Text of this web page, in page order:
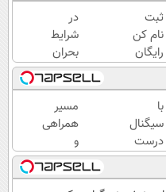
ثبت
نام کن
رایگان
سیگنال
سرمایه
گذاری
بگیر
در
شرایط
بحران
ارزش
پولت
رو
حفظ
کن!
سیگنال
رایگان!
با
سیگنال
درست
سرمایه
گذاری
مسیر
همراهی
و
گزارش
عملکرد